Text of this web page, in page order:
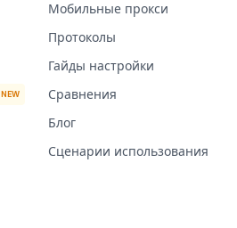
NEW
Мобильные прокси
Протоколы
Гайды настройки
Сравнения
Блог
Сценарии использования